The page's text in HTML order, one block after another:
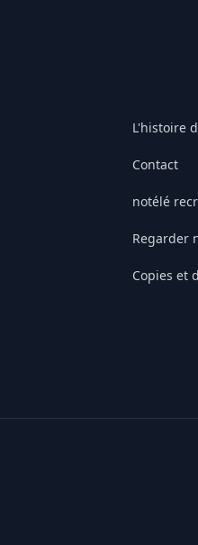
L'histoire
Contact
notélé
Regarder
Copies et